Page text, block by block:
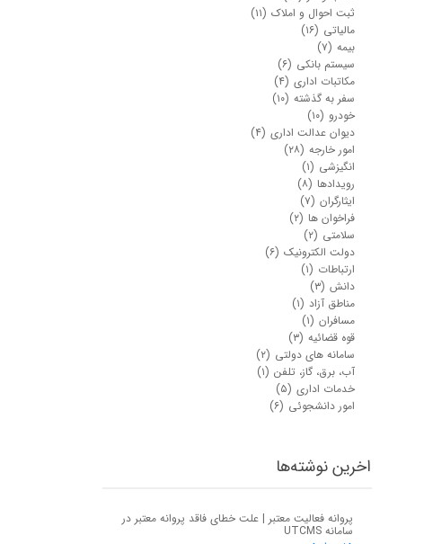
ثبت احوال و املاک (۱۱)
مالیاتی (۱۶)
بیمه (۷)
سیستم بانکی (۶)
مکاتبات اداری (۴)
سفر به گذشته (۱۰)
خودرو (۱۰)
دیوان عدالت اداری (۴)
امور خارجه (۲۸)
انگیزشی (۱)
رویدادها (۸)
ایثارگران (۷)
فراخوان ها (۲)
سلامتی (۲)
دولت الکترونیک (۶)
ارتباطات (۱)
دانش (۳)
مناطق آزاد (۱)
مسافران (۱)
قوه قضائیه (۳)
سامانه های دولتی (۲)
آب، برق، گاز، تلفن (۱)
خدمات اداری (۵)
امور دانشجوئی (۶)
اخرین نوشته‌ها
پروانه فعالیت معتبر | علت خطای فاقد پروانه معتبر در
سامانه UTCMS